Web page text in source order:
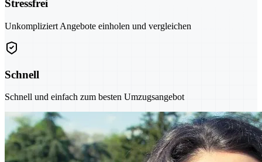
Stressfrei
Unkompliziert Angebote einholen und vergleichen
Schnell
Schnell und einfach zum besten Umzugsangebot